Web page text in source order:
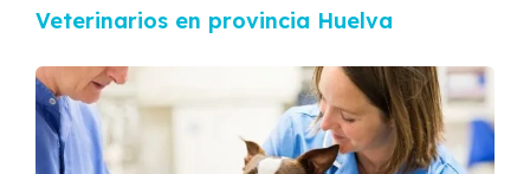
Veterinarios en provincia Huelva